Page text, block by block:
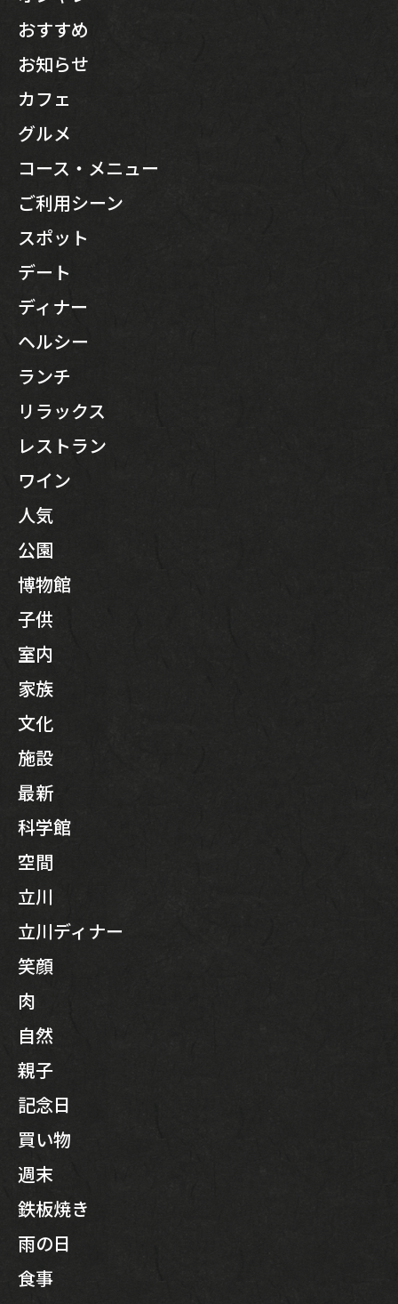
おすすめ
お知らせ
カフェ
グルメ
コース・メニュー
ご利用シーン
スポット
デート
ディナー
ヘルシー
ランチ
リラックス
レストラン
ワイン
人気
公園
博物館
子供
室内
家族
文化
施設
最新
科学館
空間
立川
立川ディナー
笑顔
肉
自然
親子
記念日
買い物
週末
鉄板焼き
雨の日
食事